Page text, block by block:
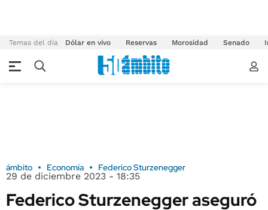
Temas del día Dólar en vivo Reservas Morosidad Senado
ámbito Economía Federico Sturzenegger
29 de diciembre 2023 - 18:35
Federico Sturzenegger aseguró